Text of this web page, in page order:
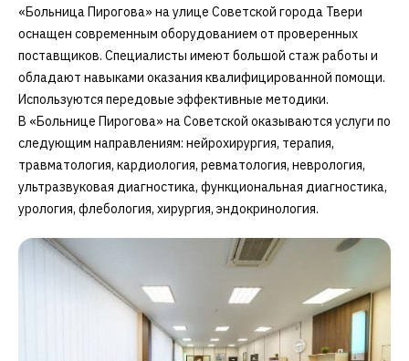
«Больница Пирогова» на улице Советской города Твери
оснащен современным оборудованием от проверенных
поставщиков. Специалисты имеют большой стаж работы и
обладают навыками оказания квалифицированной помощи.
Используются передовые эффективные методики.
В «Больнице Пирогова» на Советской оказываются услуги по
следующим направлениям: нейрохирургия, терапия,
травматология, кардиология, ревматология, неврология,
ультразвуковая диагностика, функциональная диагностика,
урология, флебология, хирургия, эндокринология.